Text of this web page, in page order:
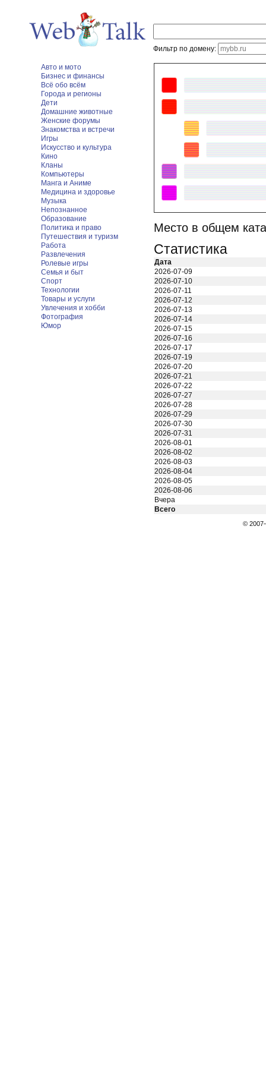
Фильтр по домену:
Авто и мото
Бизнес и финансы
Всё обо всём
Города и регионы
Дети
Домашние животные
Женские форумы
Знакомства и встречи
Игры
Искусство и культура
Кино
Кланы
Компьютеры
Манга и Аниме
Медицина и здоровье
Музыка
Непознанное
Образование
Политика и право
Путешествия и туризм
Работа
Развлечения
Ролевые игры
Семья и быт
Спорт
Технологии
Товары и услуги
Увлечения и хобби
Фотография
Юмор
Место в общем
Статистика
Дата
2026-07-09
2026-07-10
2026-07-11
2026-07-12
2026-07-13
2026-07-14
2026-07-15
2026-07-16
2026-07-17
2026-07-19
2026-07-20
2026-07-21
2026-07-22
2026-07-27
2026-07-28
2026-07-29
2026-07-30
2026-07-31
2026-08-01
2026-08-02
2026-08-03
2026-08-04
2026-08-05
2026-08-06
Вчера
Всего
©